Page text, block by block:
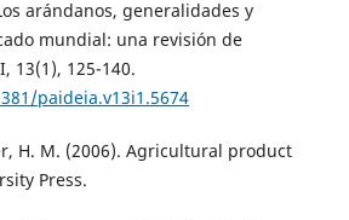
arándanos, generalidades y
mundial: una revisión de
13(1), 125-140.
paideia.v13i1.5674
H. M. (2006). Agricultural product
Press.